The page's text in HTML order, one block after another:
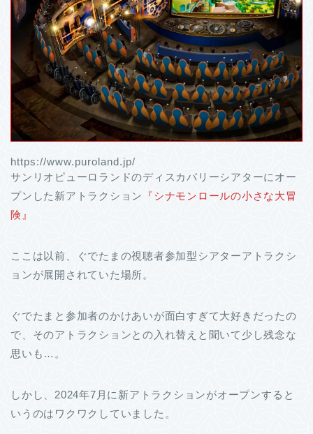
https://www.puroland.jp/
サンリオピューロランドのディスカバリーシアターにオー
プンした新アトラクション
『シナモンロールの小さな大冒
険』
ここは以前、ぐでたまの視聴者参加型シアターアトラクシ
ョンが展開されていた場所。
ぐでたまと参加者のかけあいが面白すぎて大好きだったの
で、そのアトラクションとの入れ替えと聞いて少し残念な
思いも…。
しかし、2024年7月に新アトラクションがオープンすると
いうのはワクワクしていました。